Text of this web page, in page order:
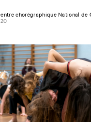
chorégraphique National de